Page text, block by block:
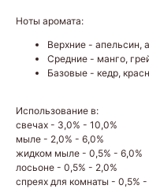
Ноты аромата:
Верхние - апельсин,
Средние - манго,
Базовые - кедр,
Использование в:
свечах - 3,0% - 10,0%
мыле - 2,0% - 6,0%
жидком мыле - 0,5% - 6,0%
лосьоне - 0,5% - 2,0%
спреях для комнаты - 0,5% -